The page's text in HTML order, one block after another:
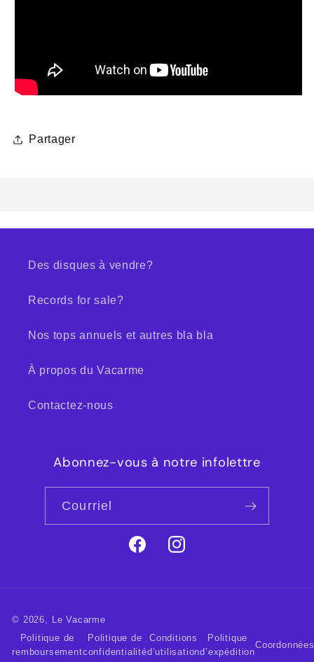
Partager
Des disques à vendre?
Records for sale?
Nos tops annuels et autres bla bla
À propos du Vacarme
Contactez-nous
Abonnez-vous à notre infolettre
Courriel
FacebookInstagram
© 2026,
Le Vacarme
Politique de
remboursement
Politique de
confidentialité
Conditions
d’utilisation
Politique
d’expédition
Coordonnées